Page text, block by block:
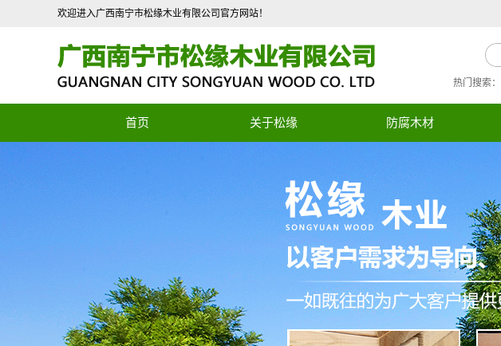
欢迎进入广西南宁市松缘木业有限公司官方网站！
热门搜索：
首页 关于松缘
联系我们
防腐木材